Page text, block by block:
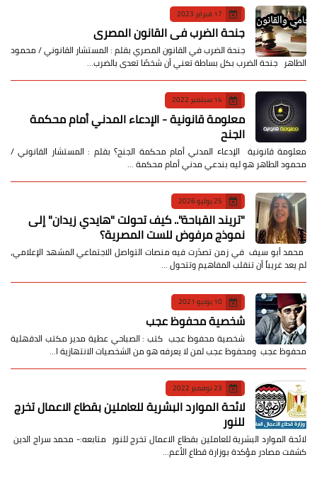
17 فبراير 2023
جنحة الضرب في القانون المصري
جنحة الضرب في القانون المصري بقلم : المستشار القانوني / محمود
الطاهر جنحة الضرب بكل بساطة تعني أن شخصًا تعدى بالضرب…
14 سبتمبر 2022
معلومة قانونية - الإدعاء المدني أمام محكمة
الجنح
معلومة قانونية الإدعاء المدني أمام محكمة الجنح؟ بقلم : المستشار القانوني /
محمود الطاهر هو ليه بندعي مدني أمام محكمة …
25 يوليو 2026
​"تريند القباحة".. كيف تحولت "هايدي زيدان" إلى
نموذج مرفوض للست المصرية؟
​ محمد أبو سيف ​في زمن تصدّرت فيه منصات التواصل الاجتماعي المشهد الإعلامي،
لم يعد غريباً أن تنقلب المفاهيم وتتحول …
10 يونيو 2021
شخصية محفوظ عجب
شخصية محفوظ عجب كتب : الصباحي عطية مدير مكتب الدقهلية
محفوظ عجب ومحفوظ عجب لمن لا يعرفه هو من الشخصيات الانتهازية ا…
23 نوفمبر 2022
لائحة الموارد البشرية للعاملين بقطاع الاعمال تخرج
للنور
لائحة الموارد البشرية للعاملين بقطاع الاعمال تخرج للنور متابعه:- محمد سراج الدين
كشفت مصادر مؤكدة بوزارة قطاع الأعم…